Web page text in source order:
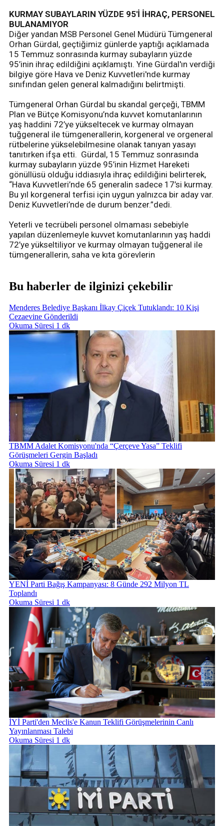
KURMAY SUBAYLARIN YÜZDE 95'İ İHRAÇ, PERSONEL
BULANAMIYOR
Diğer yandan MSB Personel Genel Müdürü Tümgeneral
Orhan Gürdal, geçtiğimiz günlerde yaptığı açıklamada
15 Temmuz sonrasında kurmay subayların yüzde
95’inin ihraç edildiğini açıklamıştı. Yine Gürdal'ın verdiği
bilgiye göre Hava ve Deniz Kuvvetleri'nde kurmay
sınıfından gelen general kalmadığını belirtmişti.
Tümgeneral Orhan Gürdal bu skandal gerçeği, TBMM
Plan ve Bütçe Komisyonu’nda kuvvet komutanlarının
yaş haddini 72’ye yükseltecek ve kurmay olmayan
tuğgeneral ile tümgenerallerin, korgeneral ve orgeneral
rütbelerine yükselebilmesine olanak tanıyan yasayı
tanıtırken ifşa etti. Gürdal, 15 Temmuz sonrasında
kurmay subayların yüzde 95’inin Hizmet Hareketi
gönüllüsü olduğu iddiasıyla ihraç edildiğini belirterek,
“Hava Kuvvetleri’nde 65 generalin sadece 17’si kurmay.
Bu yıl korgeneral terfisi için uygun yalnızca bir aday var.
Deniz Kuvvetleri’nde de durum benzer.”dedi.
Yeterli ve tecrübeli personel olmaması sebebiyle
yapılan düzenlemeyle kuvvet komutanlarının yaş haddi
72’ye yükseltiliyor ve kurmay olmayan tuğgeneral ile
tümgenerallerin, saha ve kıta görevlerin
Bu haberler de ilginizi çekebilir
Menderes Belediye Başkanı İlkay Çiçek Tutuklandı: 10 Kişi
Cezaevine Gönderildi
Okuma Süresi 1 dk
TBMM Adalet Komisyonu'nda “Çerçeve Yasa” Teklifi
Görüşmeleri Gergin Başladı
Okuma Süresi 1 dk
YENİ Parti Bağış Kampanyası: 8 Günde 292 Milyon TL
Toplandı
Okuma Süresi 1 dk
İYİ Parti'den Meclis'e Kanun Teklifi Görüşmelerinin Canlı
Yayınlanması Talebi
Okuma Süresi 1 dk